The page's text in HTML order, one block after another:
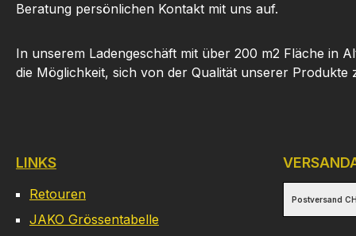
Beratung persönlichen Kontakt mit uns auf.
In unserem Ladengeschäft mit über 200 m2 Fläche in
die Möglichkeit, sich von der Qualität unserer Produkte
LINKS
Retouren
JAKO Grössentabelle
Postversand